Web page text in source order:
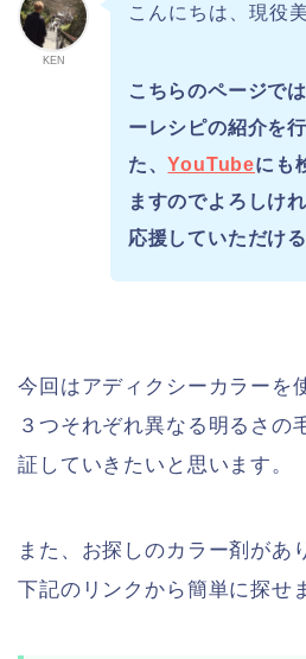
KEN
こんにちは、現役
こちらのページで
ーレシピの紹介を
た、YouTubeにも
ますのでよろしけ
応援していただけ
今回はアディクシーカラーを
３つそれぞれ異なる明るさの
証していきたいと思います。
また、お探しのカラー剤があ
下記のリンクから簡単に探せ